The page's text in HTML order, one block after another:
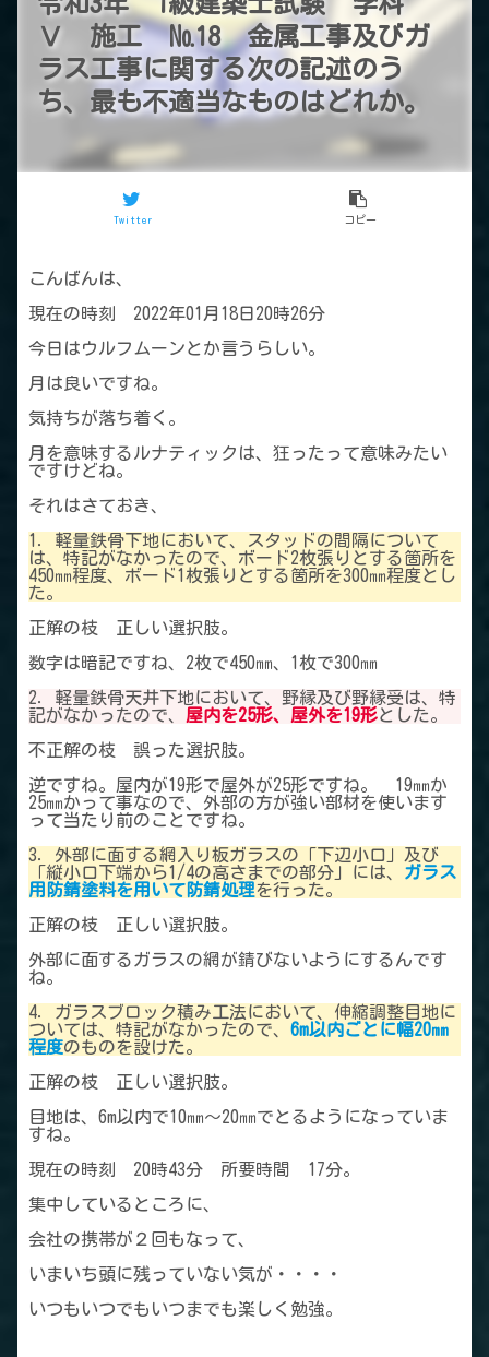
Ⅴ 施工 №18 金属工事及びガ
ラス工事に関する次の記述のう
ち、最も不適当なものはどれか。
Twitter コピー
こんばんは、
現在の時刻 2022年01月18日20時26分
今日はウルフムーンとか言うらしい。
月は良いですね。
気持ちが落ち着く。
月を意味するルナティックは、狂ったって意味みたい
ですけどね。
それはさておき、
1．軽量鉄骨下地において、スタッドの間隔について
は、特記がなかったので、ボード2枚張りとする箇所を
450㎜程度、ボード1枚張りとする箇所を300㎜程度とし
た。
正解の枝 正しい選択肢。
数字は暗記ですね、2枚で450㎜、1枚で300㎜
2．軽量鉄骨天井下地において、野縁及び野縁受は、特
記がなかったので、 屋内を25形、屋外を19形とした。
不正解の枝 誤った選択肢。
逆ですね。屋内が19形で屋外が25形ですね。 19㎜か
25㎜かって事なので、外部の方が強い部材を使います
って当たり前のことですね。
3．外部に面する網入り板ガラスの「下辺小口」及び
「縦小口下端から1/4の高さまでの部分」には、 ガラス
用防錆塗料を用いて防錆処理を行った。
正解の枝 正しい選択肢。
外部に面するガラスの網が錆びないようにするんです
ね。
4．ガラスブロック積み工法において、伸縮調整目地に
ついては、特記がなかったので、 6m以内ごとに幅20㎜
程度のものを設けた。
正解の枝 正しい選択肢。
目地は、6m以内で10㎜～20㎜でとるようになっていま
すね。
現在の時刻 20時43分 所要時間 17分。
集中しているところに、
会社の携帯が２回もなって、
いまいち頭に残っていない気が・・・・
いつもいつでもいつまでも楽しく勉強。